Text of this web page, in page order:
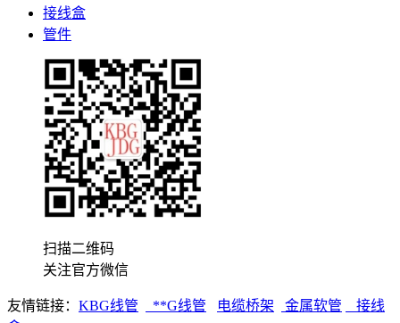
接线盒
管件
扫描二维码
关注官方微信
友情链接： KBG线管 **G线管 电缆桥架 金属软管
接线